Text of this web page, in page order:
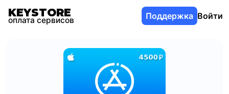
KEYSTORE
оплата сервисов Поддержка Войти